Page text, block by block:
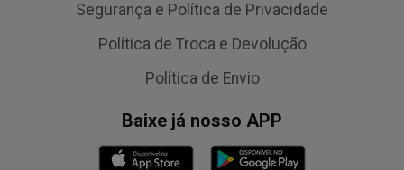
Segurança e Política de Privacidade
Política de Troca e Devolução
Política de Envio
Baixe já nosso APP